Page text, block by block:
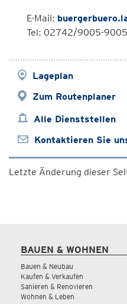
E-Mail:
Tel: 02742/9005-9005
Lageplan
Zum Routenplaner
Alle Dienststellen
Kontaktieren Sie
Letzte Änderung dieser
BAUEN & WOHNEN
Bauen & Neubau
Kaufen & Verkaufen
Sanieren & Renovieren
Wohnen & Leben